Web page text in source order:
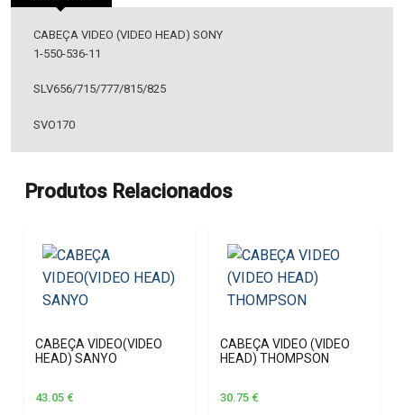
CABEÇA VIDEO (VIDEO HEAD) SONY
1-550-536-11
SLV656/715/777/815/825
SVO170
Produtos Relacionados
CABEÇA VIDEO(VIDEO
HEAD) SANYO
43.05 €
CABEÇA VIDEO (VIDEO
HEAD) THOMPSON
30.75 €